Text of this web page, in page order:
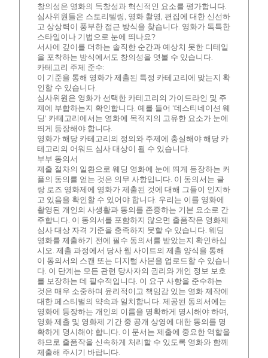
창의성은 영화의 독창성과 혁신적인 요소를 평가합니다.
심사위원들은 스토리텔링, 영화 촬영, 편집에 대한 신선하
고 상상력이 풍부한 접근 방식을 찾습니다. 영화가 독특한
스타일이나 기법으로 눈에 띄나요?
서사에 깊이를 더하는 솔직한 순간과 예상치 못한 디테일
을 포착하는 방식에서도 창의성을 엿볼 수 있습니다.
카테고리 주제 준수:
이 기준을 통해 영화가 제출된 특정 카테고리에 맞는지 확
인할 수 있습니다.
심사위원은 영화가 선택한 카테고리의 가이드라인 및 주
제에 부합하는지 확인합니다. 예를 들어 '데스티네이션 웨
딩' 카테고리에서는 영화에 목적지의 고유한 요소가 눈에
띄게 등장해야 합니다.
영화가 해당 카테고리의 정의와 주제에 충실해야 해당 카
테고리의 어워드 심사 대상이 될 수 있습니다.
부부 동의서
제출 절차의 일환으로 웨딩 영화에 눈에 띄게 등장하는 커
플의 동의를 얻는 것은 의무 사항입니다. 이 동의서는 클
랑 로즈 영화제에 영화가 제출된 것에 대해 그들이 인지하
고 있음을 확인할 수 있어야 합니다. 우리는 이를 영화에
촬영된 개인의 사생활과 동의를 존중하는 기본 요소로 간
주합니다. 이 동의서를 포함하지 않으면 출품작은 영화제
심사 대상 자격 기준을 충족하지 못할 수 있습니다. 웨딩
영화를 제출하기 전에 필수 동의서를 받았는지 확인하십
시오. 제출 과정에서 당사 웹 사이트의 제출 양식을 통해
이 동의서의 스캔 또는 디지털 사본을 업로드할 수 있습니
다. 이 단계는 모든 관련 당사자의 권리와 개인 정보 보호
를 보장하는 데 필수적입니다. 이 요구 사항을 준수하는
것은 매우 소중하며 윤리적이고 책임감 있는 영화 제작에
대한 페스티벌의 약속과 일치합니다. 제공된 동의서에는
영화에 등장하는 개인의 이름을 명확하게 명시해야 하며,
영화 제출 및 영화제 기간 중 공개 상영에 대한 동의를 명
확하게 명시해야 합니다. 이 문서는 제출에 중요한 역할을
하므로 출품작을 신속하게 처리할 수 있도록 영화와 함께
제출해 주시기 바랍니다.